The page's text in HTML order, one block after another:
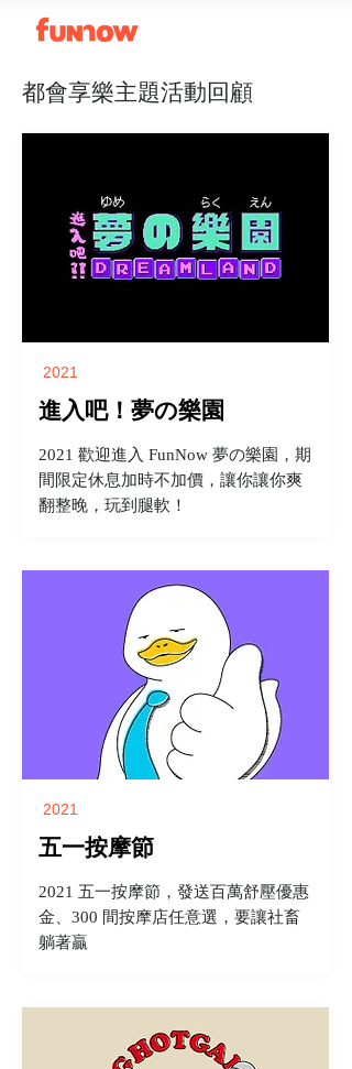
都會享樂主題活動回顧
2021
​進入吧！夢の樂園
2021 歡迎進入 FunNow 夢の樂園，期
間限定休息加時不加價，讓你讓你爽
翻整晚，玩到腿軟！
2021
五一按摩節
2021 五一按摩節，發送百萬舒壓優惠
金、300 間按摩店任意選，要讓社畜
躺著贏